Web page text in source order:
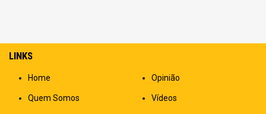
LINKS
Home
Quem Somos
Opinião
Vídeos